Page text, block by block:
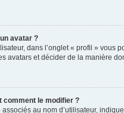
avatar ?
dans l’onglet « profil » vous
avatars et décider de la manière
comment le modifier ?
au nom d’utilisateur,